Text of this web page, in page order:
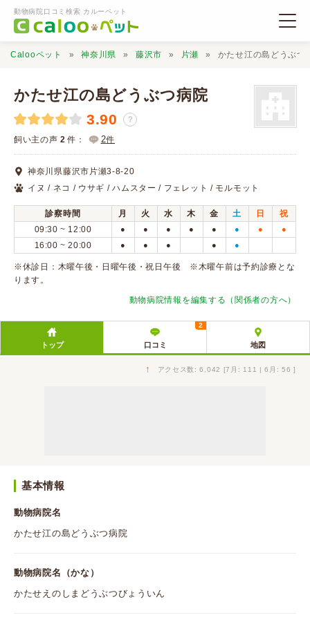
動物病院口コミ検索 カルーペット
動物病院検索
口コミ検索
Calooペットとは？
口コミ投稿
Calooペット 神奈川県 藤沢市 片瀬 かたせ江の島どうぶつ
かたせ江の島どうぶつ病院
3.90 ？
飼い主の声 2 件： 2件
神奈川県藤沢市片瀬3-8-20
イヌ / ネコ / ウサギ / ハムスター / フェレット / モルモット
診察時間 月 火 水 木 金 土 日
祝
09:30 ~ 12:00
● ● ● ● ● ● ● ●
16:00 ~ 20:00 ● ● ● ● ●
※休診日：木曜午後・日曜午後・祝日午後 ※木曜午前は予約診療とな
ります。
動物病院情報を編集する（関係者の方へ）
トップ 口コミ
2
地図
↑ アクセス数: 6,042 [7月: 111 | 6月: 56 ]
基本情報
動物病院名
かたせ江の島どうぶつ病院
動物病院名（かな）
かたせえのしまどうぶつびょういん